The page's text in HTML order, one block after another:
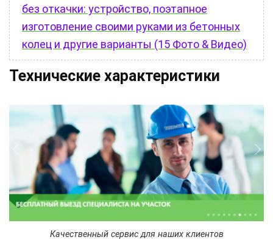
без откачки: устройство, поэтапное
изготовление своими руками из бетонных
колец и другие варианты (15 Фото & Видео)
Технические характеристики
Качественный сервис для наших клиентов